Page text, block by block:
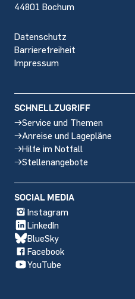
44801 Bochum
Datenschutz
Barrierefreiheit
Impressum
SCHNELLZUGRIFF
Service und Themen
Anreise und Lagepläne
Hilfe im Notfall
Stellenangebote
SOCIAL MEDIA
Instagram
LinkedIn
BlueSky
Facebook
YouTube